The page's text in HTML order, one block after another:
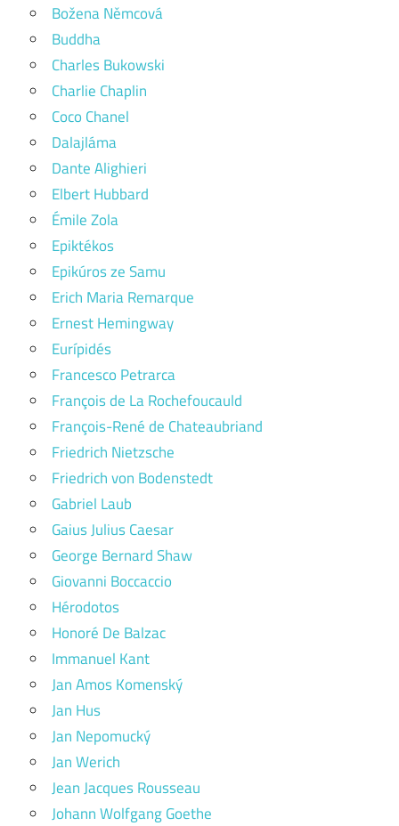
Božena Němcová
Buddha
Charles Bukowski
Charlie Chaplin
Coco Chanel
Dalajláma
Dante Alighieri
Elbert Hubbard
Émile Zola
Epiktékos
Epikúros ze Samu
Erich Maria Remarque
Ernest Hemingway
Eurípidés
Francesco Petrarca
François de La Rochefoucauld
François-René de Chateaubriand
Friedrich Nietzsche
Friedrich von Bodenstedt
Gabriel Laub
Gaius Julius Caesar
George Bernard Shaw
Giovanni Boccaccio
Hérodotos
Honoré De Balzac
Immanuel Kant
Jan Amos Komenský
Jan Hus
Jan Nepomucký
Jan Werich
Jean Jacques Rousseau
Johann Wolfgang Goethe